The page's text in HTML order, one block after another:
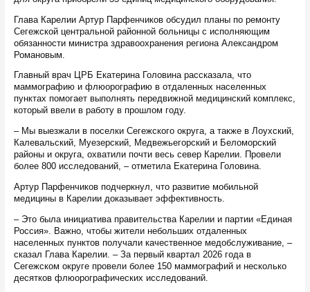
Глава Карелии Артур Парфенчиков обсудил планы по ремонту
Сегежской центральной районной больницы с исполняющим
обязанности министра здравоохранения региона Александром
Романовым.
Главный врач ЦРБ Екатерина Головина рассказала, что
маммографию и флюорографию в отдаленных населенных
пунктах помогает выполнять передвижной медицинский комплекс,
который ввели в работу в прошлом году.
– Мы выезжали в поселки Сегежского округа, а также в Лоухский,
Калевальский, Муезерский, Медвежьегорский и Беломорский
районы и округа, охватили почти весь север Карелии. Провели
более 800 исследований, – отметила Екатерина Головина.
Артур Парфенчиков подчеркнул, что развитие мобильной
медицины в Карелии доказывает эффективность.
– Это была инициатива правительства Карелии и партии «Единая
Россия». Важно, чтобы жители небольших отдаленных
населенных пунктов получали качественное медобслуживание, –
сказал Глава Карелии. – За первый квартал 2026 года в
Сегежском округе провели более 150 маммографий и несколько
десятков флюорографических исследований.